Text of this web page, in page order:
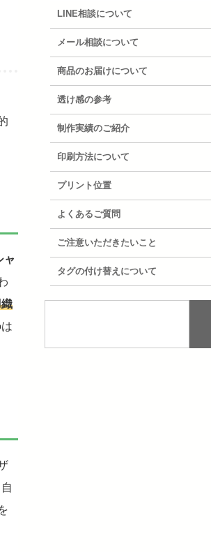
ャ
LINE相談について
メール相談について
商品のお届けについて
透け感の参考
制作実績のご紹介
印刷方法について
プリント位置
よくあるご質問
ご注意いただきたいこと
タグの付け替えについて